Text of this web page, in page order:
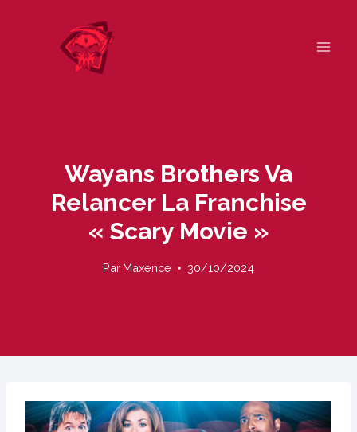
Wayans Brothers Va
Relancer La Franchise
« Scary Movie »
Par Maxence 30/10/2024